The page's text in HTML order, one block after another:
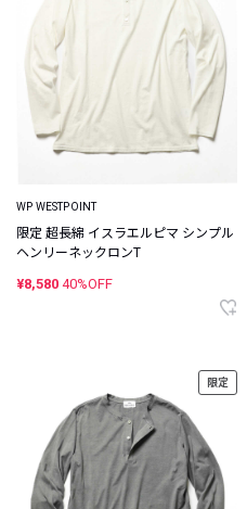
WP WESTPOINT
限定 超長綿 イスラエルピマ シンプル
ヘンリーネックロンT
¥8,580 40%OFF
限定